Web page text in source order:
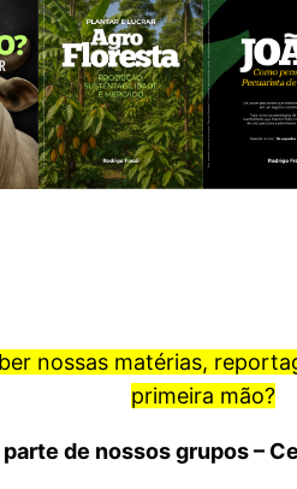
nossas matérias,
primeira mão?
parte de nossos grupos –